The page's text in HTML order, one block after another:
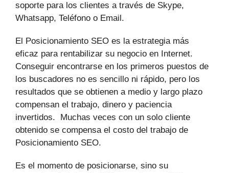
soporte para los clientes a través de Skype,
Whatsapp, Teléfono o Email.
El Posicionamiento SEO es la estrategia más
eficaz para rentabilizar su negocio en Internet.
Conseguir encontrarse en los primeros puestos de
los buscadores no es sencillo ni rápido, pero los
resultados que se obtienen a medio y largo plazo
compensan el trabajo, dinero y paciencia
invertidos. Muchas veces con un solo cliente
obtenido se compensa el costo del trabajo de
Posicionamiento SEO.
Es el momento de posicionarse, sino su